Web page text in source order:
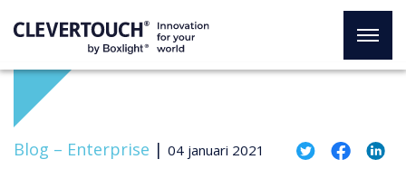
Blog – Enterprise | 04 januari 2021